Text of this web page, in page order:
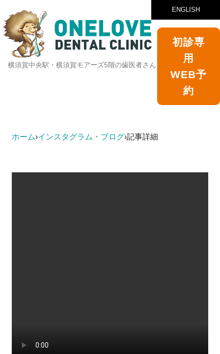
ENGLISH
横須賀中央駅・横須賀モアーズ5階の歯医者さん
初診専
用
WEB予
約
ホーム›インスタグラム・ブログ›記事詳細